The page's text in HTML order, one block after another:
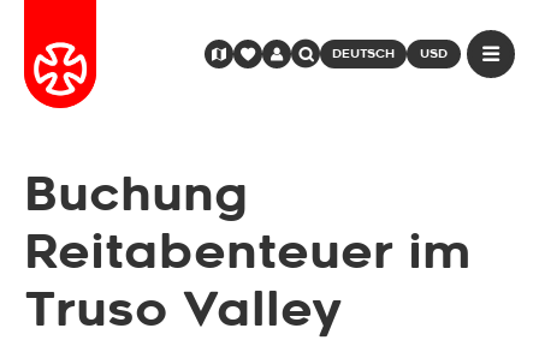
DEUTSCH USD
Buchung
Reitabenteuer im
Truso Valley